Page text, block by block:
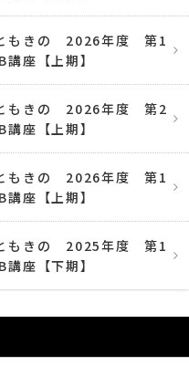
ともきの 2026年度 第1
座【上期】
ともきの 2026年度 第2
座【上期】
ともきの 2026年度 第1
座【上期】
ともきの 2025年度 第1
座【下期】